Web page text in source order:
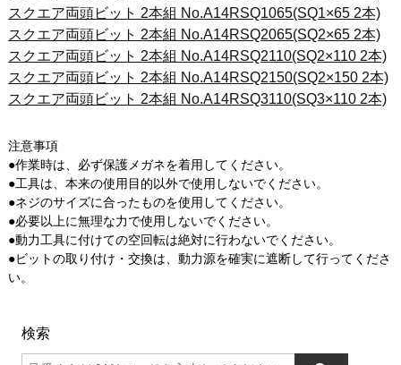
スクエア両頭ビット 2本組 No.A14RSQ1065(SQ1×65 2本)
スクエア両頭ビット 2本組 No.A14RSQ2065(SQ2×65 2本)
スクエア両頭ビット 2本組 No.A14RSQ2110(SQ2×110 2本)
スクエア両頭ビット 2本組 No.A14RSQ2150(SQ2×150 2本)
スクエア両頭ビット 2本組 No.A14RSQ3110(SQ3×110 2本)
注意事項
●作業時は、必ず保護メガネを着用してください。
●工具は、本来の使用目的以外で使用しないでください。
●ネジのサイズに合ったものを使用してください。
●必要以上に無理な力で使用しないでください。
●動力工具に付けての空回転は絶対に行わないでください。
●ビットの取り付け・交換は、動力源を確実に遮断して行ってくださ
い。
検索